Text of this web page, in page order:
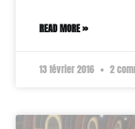
READ MORE »
13 février 2016 2